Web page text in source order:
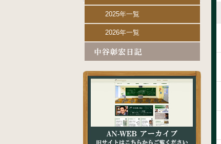
2025年一覧
2026年一覧